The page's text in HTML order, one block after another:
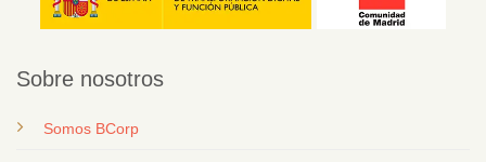
Sobre nosotros
Somos BCorp